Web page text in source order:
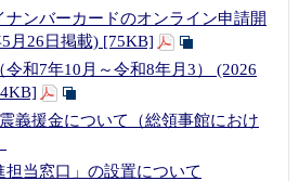
ナンバーカードのオンライン申請開
月26日掲載) [75KB]
和7年10月～令和8年月3） (2026
義援金について（総領事館におけ
担当窓口」の設置について